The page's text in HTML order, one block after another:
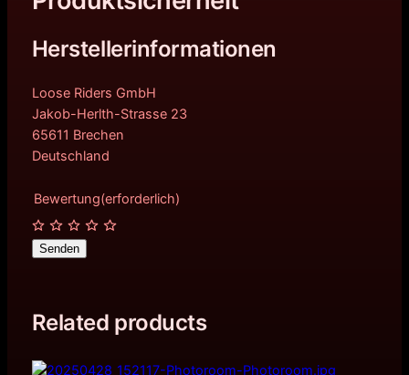
Herstellerinformationen
Loose Riders GmbH
Jakob-Herlth-Strasse 23
65611 Brechen
Deutschland
Bewertung(erforderlich)
Senden
Related products